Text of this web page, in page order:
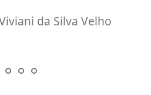
da Silva Velho